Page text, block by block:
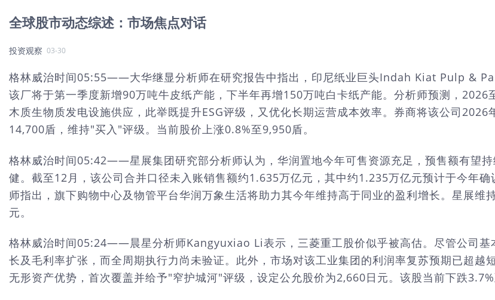
全球股市动态综述：市场焦点对话
投资观察 03-30
格林威治时间05:55——大华继显分析师在研究报告中指出，印尼纸业巨头Indah Kiat Pulp &
该厂将于第一季度新增90万吨牛皮纸产能，下半年再增150万吨白卡纸产能。分析师预测，
木质生物质发电设施供应，此举既提升ESG评级，又优化长期运营成本效率。券商将该公司
14,700盾，维持"买入"评级。当前股价上涨0.8%至9,950盾。
格林威治时间05:42——星展集团研究部分析师认为，华润置地今年可售资源充足，预售额有望
健。截至12月，该公司合并口径未入账销售额约1.635万亿元，其中约1.235万亿元预计于今年
师指出，旗下购物中心及物管平台华润万象生活将助力其今年维持高于同业的盈利增长。星展
元。
格林威治时间05:24——晨星分析师Kangyuxiao Li表示，三菱重工股价似乎被高估。尽管公司
长及毛利率扩张，而全周期执行力尚未验证。此外，市场对该工业集团的利润率复苏预期已超越
无形资产优势，首次覆盖并给予"窄护城河"评级，设定公允股价为2,660日元。该股当前下跌3.7%